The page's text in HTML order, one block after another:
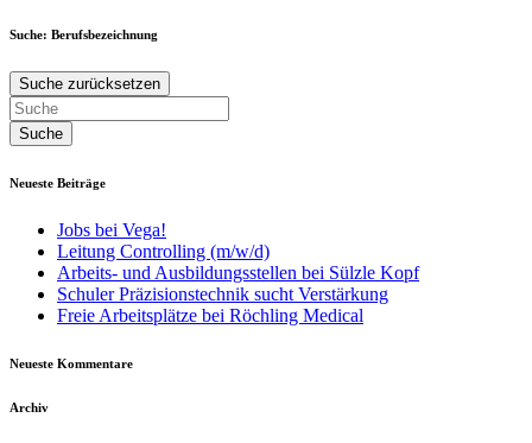
Suche: Berufsbezeichnung
Suche zurücksetzen
Neueste Beiträge
Jobs bei Vega!
Leitung Controlling (m/w/d)
Arbeits- und Ausbildungsstellen bei Sülzle Kopf
Schuler Präzisionstechnik sucht Verstärkung
Freie Arbeitsplätze bei Röchling Medical
Neueste Kommentare
Archiv